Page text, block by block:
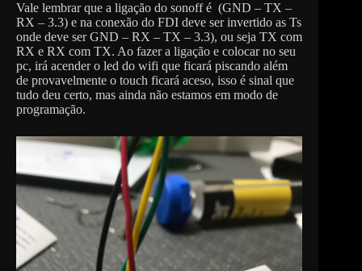
Vale lembrar que a ligação do sonoff é (GND – TX –
RX – 3.3) e na conexão do FDI deve ser invertido as Ts
onde deve ser GND – RX – TX – 3.3), ou seja TX com
RX e RX com TX. Ao fazer a ligação e colocar no seu
pc, irá acender o led do wifi que ficará piscando além
de provavelmente o touch ficará aceso, isso é sinal que
tudo deu certo, mas ainda não estamos em modo de
programação.